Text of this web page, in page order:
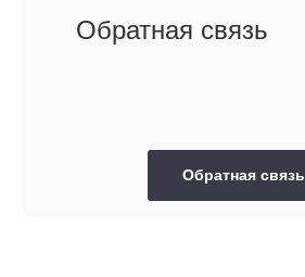
Обратная связь
Обратная связь